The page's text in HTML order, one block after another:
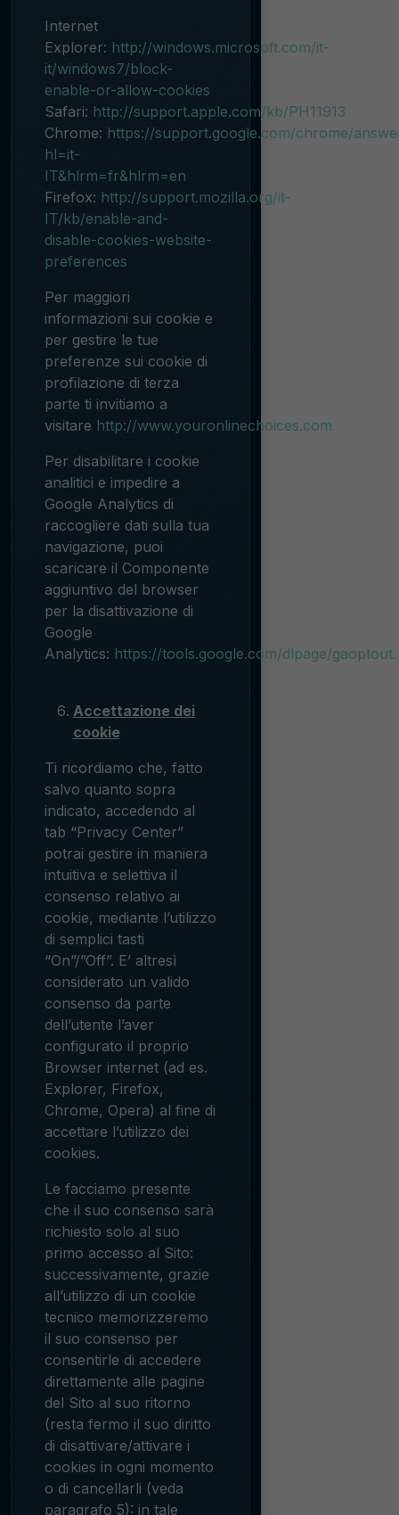
Internet
Explorer: http://windows.microsoft.com/it-
it/windows7/block-
enable-or-allow-cookies
Safari: http://support.apple.com/kb/PH11913
Chrome: https://support.google.com/chrome/
hl=it-
IT&hlrm=fr&hlrm=en
Firefox: http://support.mozilla.org/it-
IT/kb/enable-and-
disable-cookies-website-
preferences
Per maggiori
informazioni sui cookie e
per gestire le tue
preferenze sui cookie di
profilazione di terza
parte ti invitiamo a
visitare http://www.youronlinechoices.com
Per disabilitare i cookie
analitici e impedire a
Google Analytics di
raccogliere dati sulla tua
navigazione, puoi
scaricare il Componente
aggiuntivo del browser
per la disattivazione di
Google
Analytics: https://tools.google.com/dlpage/gaoptout.
Accettazione dei
cookie
Ti ricordiamo che, fatto
salvo quanto sopra
indicato, accedendo al
tab “Privacy Center”
potrai gestire in maniera
intuitiva e selettiva il
consenso relativo ai
cookie, mediante l’utilizzo
di semplici tasti
“On”/”Off”. E’ altresì
considerato un valido
consenso da parte
dell’utente l’aver
configurato il proprio
Browser internet (ad es.
Explorer, Firefox,
Chrome, Opera) al fine di
accettare l’utilizzo dei
cookies.
Le facciamo presente
che il suo consenso sarà
richiesto solo al suo
primo accesso al Sito:
successivamente, grazie
all’utilizzo di un cookie
tecnico memorizzeremo
il suo consenso per
consentirle di accedere
direttamente alle pagine
del Sito al suo ritorno
(resta fermo il suo diritto
di disattivare/attivare i
cookies in ogni momento
o di cancellarli (veda
paragrafo 5): in tale